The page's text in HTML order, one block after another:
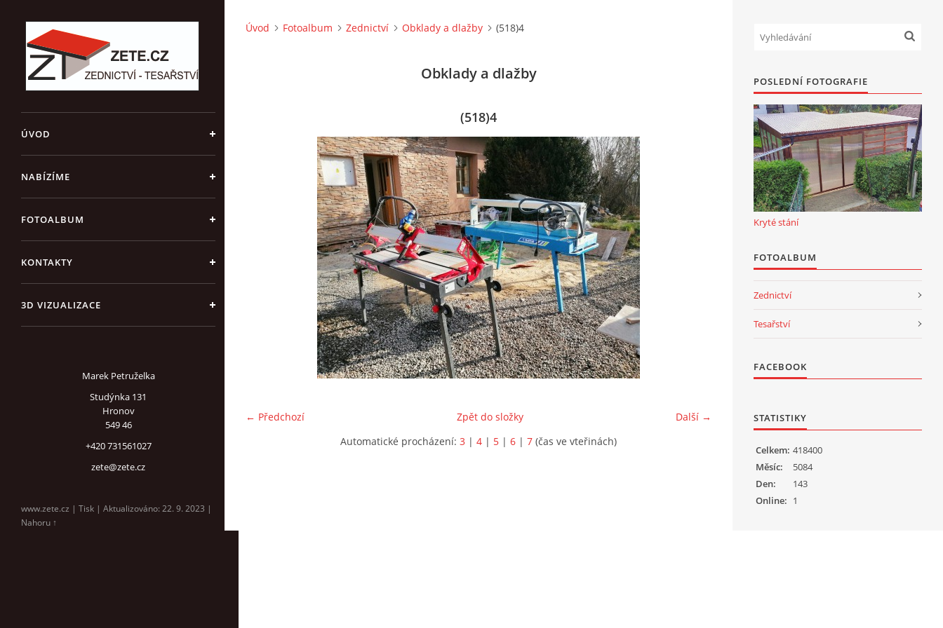
ÚVOD
NABÍZÍME
FOTOALBUM
KONTAKTY
3D VIZUALIZACE
Marek Petruželka
Studýnka 131
Hronov
549 46
+420 731561027
zete@zete.cz
www.zete.cz | Tisk | Aktualizováno: 22. 9. 2023 |
Nahoru ↑
Úvod Fotoalbum Zednictví Obklady a dlažby (518)4
Obklady a dlažby
(518)4
← Předchozí Další →
Zpět do složky
Automatické procházení: 3 | 4 | 5 | 6 | 7 (čas ve vteřinách)
POSLEDNÍ FOTOGRAFIE
Kryté stání
FOTOALBUM
Zednictví
Tesařství
FACEBOOK
STATISTIKY
Online: 1
Celkem: 418400
Měsíc:
5084
Den:
143